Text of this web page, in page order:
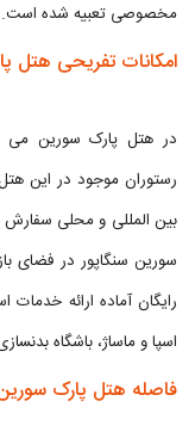
مخصوصی تعبیه شده است.
امکانات تفریحی هتل
در هتل پارک سورین می
رستوران موجود در این
بین المللی و محلی
سورین سنگاپور در فضای
رایگان آماده ارائه
اسپا و ماساژ، باشگاه
فاصله هتل پارک